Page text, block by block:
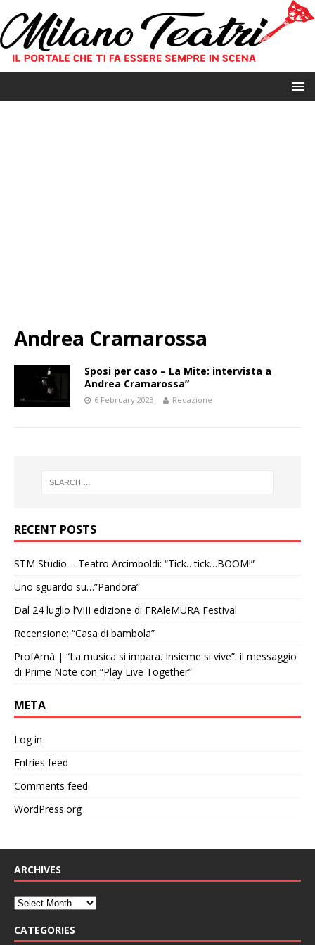
Andrea Cramarossa
Sposi per caso – La Mite: intervista a
Andrea Cramarossa”
6 February 2023 Redazione
RECENT POSTS
STM Studio – Teatro Arcimboldi: “Tick…tick…BOOM!”
Uno sguardo su…”Pandora”
Dal 24 luglio l’VIII edizione di FRAleMURA Festival
Recensione: “Casa di bambola”
ProfAmà | “La musica si impara. Insieme si vive”: il messaggio
di Prime Note con “Play Live Together”
META
Log in
Entries feed
Comments feed
WordPress.org
ARCHIVES
CATEGORIES